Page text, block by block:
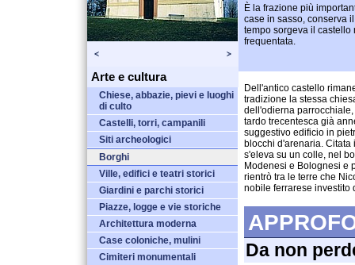
Arte e cultura
Chiese, abbazie, pievi e luoghi
di culto
Castelli, torri, campanili
Siti archeologici
Borghi
Ville, edifici e teatri storici
Giardini e parchi storici
Piazze, logge e vie storiche
Architettura moderna
Case coloniche, mulini
Cimiteri monumentali
È la frazione più
case in sasso, conserva
tempo sorgeva il castello
frequentata.
Dell'antico castello
tradizione la stessa
dell'odierna
tardo trecentesca già
suggestivo edificio in
blocchi d'arenaria.
s'eleva su un colle, nel
Modenesi e Bolognesi e
rientrò tra le terre che
nobile ferrarese investito
Da non